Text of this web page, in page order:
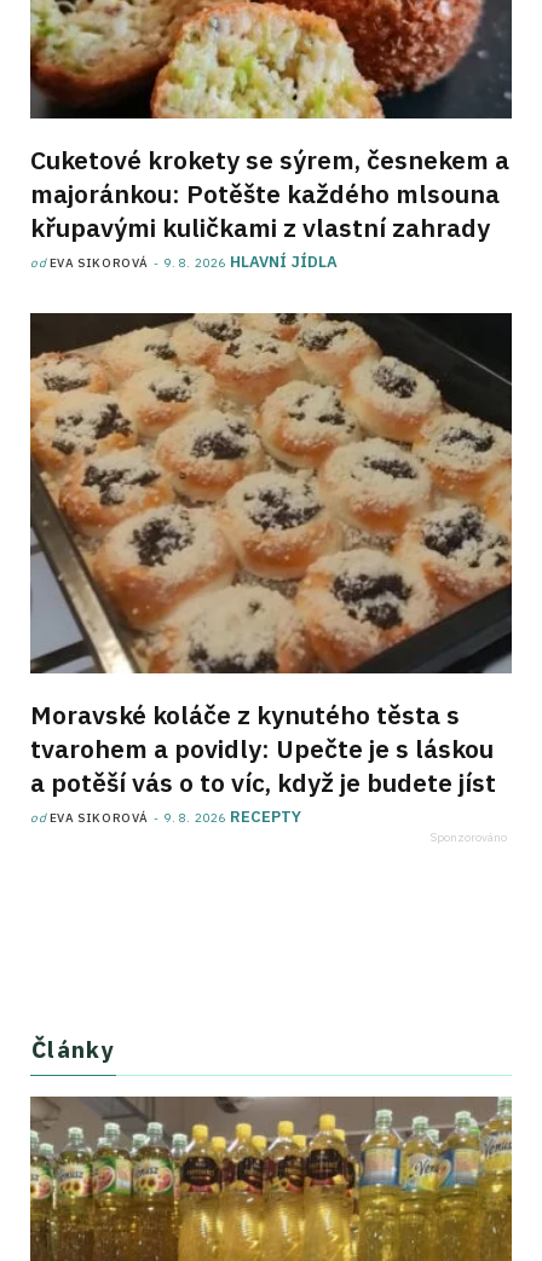
Cuketové krokety se sýrem, česnekem a
majoránkou: Potěšte každého mlsouna
křupavými kuličkami z vlastní zahrady
odEVA SIKOROVÁ 9. 8. 2026 HLAVNÍ JÍDLA
Moravské koláče z kynutého těsta s
tvarohem a povidly: Upečte je s láskou
a potěší vás o to víc, když je budete jíst
odEVA SIKOROVÁ 9. 8. 2026 RECEPTY
Články